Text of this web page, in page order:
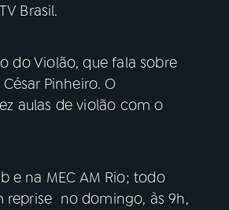
Brasil.
do Violão, que fala sobre
Pinheiro. O
aulas de violão com o
e na MEC AM Rio; todo
reprise no domingo, às 9h,